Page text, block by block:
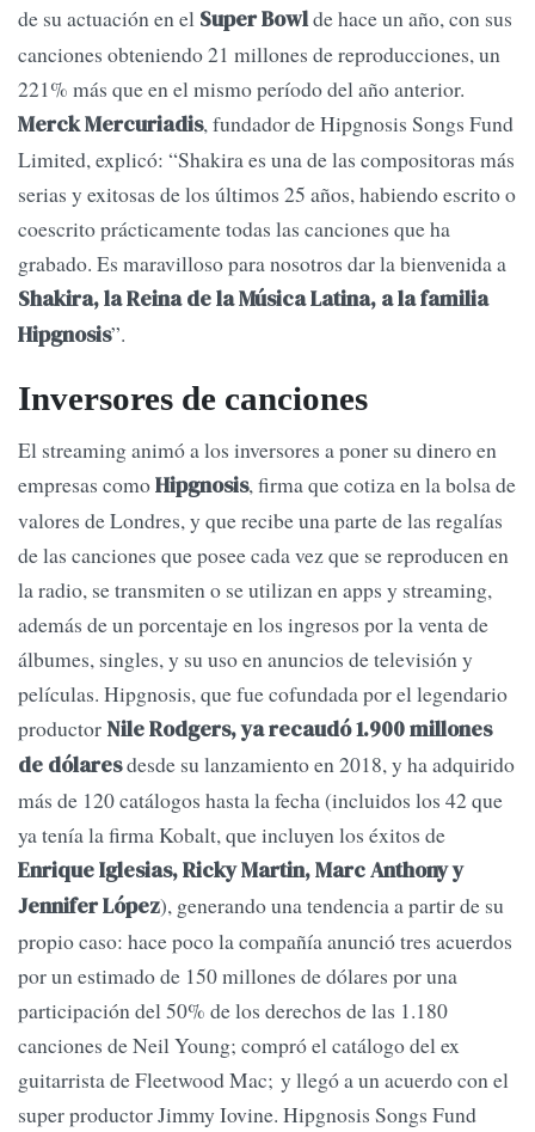
de su actuación en el Super Bowlde hace un año, con sus
canciones obteniendo 21 millones de reproducciones, un
221% más que en el mismo período del año anterior.
Merck Mercuriadis, fundador de Hipgnosis Songs Fund
Limited, explicó: “Shakira es una de las compositoras más
serias y exitosas de los últimos 25 años, habiendo escrito o
coescrito prácticamente todas las canciones que ha
grabado. Es maravilloso para nosotros dar la bienvenida a
Shakira, la Reina de la Música Latina, a la familia
Hipgnosis”.
Inversores de canciones
El streaming animó a los inversores a poner su dinero en
empresas comoHipgnosis, firma que cotiza en la bolsa de
valores de Londres, y que recibe una parte de las regalías
de las canciones que posee cada vez que se reproducen en
la radio, se transmiten o se utilizan en apps y streaming,
además de un porcentaje en los ingresos por la venta de
álbumes, singles, y su uso en anuncios de televisión y
películas. Hipgnosis, que fue cofundada por el legendario
productorNile Rodgers, ya recaudó 1.900 millones
de dólaresdesde su lanzamiento en 2018, y ha adquirido
más de 120 catálogos hasta la fecha (incluidos los 42 que
ya tenía la firma Kobalt, que incluyen los éxitos de
Enrique Iglesias, Ricky Martin, Marc Anthony y
Jennifer López), generando una tendencia a partir de su
propio caso: hace poco la compañía anunció tres acuerdos
por un estimado de 150 millones de dólares por una
participación del 50% de los derechos de las 1.180
canciones de Neil Young; compró el catálogo del ex
guitarrista de Fleetwood Mac; y llegó a un acuerdo con el
super productor Jimmy Iovine. Hipgnosis Songs Fund